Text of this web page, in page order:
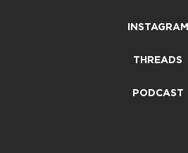
INSTAGRAM
THREADS
PODCAST